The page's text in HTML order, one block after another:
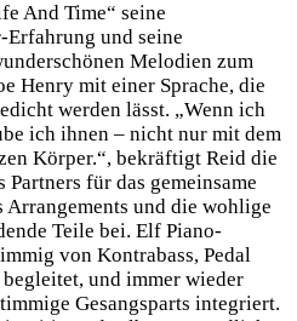
And Time“ seine
und seine
Melodien zum
Henry mit einer Sprache, die
werden lässt. „Wenn ich
ich ihnen – nicht nur mit dem
Körper.“, bekräftigt Reid die
für das gemeinsame
Arrangements und die wohlige
Teile bei. Elf Piano-
von Kontrabass, Pedal
und immer wieder
Gesangsparts integriert.